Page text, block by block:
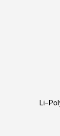
Li-